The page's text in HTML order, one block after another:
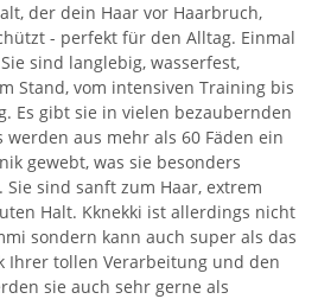
der dein Haar vor Haarbruch,
- perfekt für den Alltag. Einmal
sind langlebig, wasserfest,
Stand, vom intensiven Training bis
Es gibt sie in vielen bezaubernden
werden aus mehr als 60 Fäden ein
gewebt, was sie besonders
sind sanft zum Haar, extrem
Halt. Kknekki ist allerdings nicht
sondern kann auch super als das
Ihrer tollen Verarbeitung und den
sie auch sehr gerne als